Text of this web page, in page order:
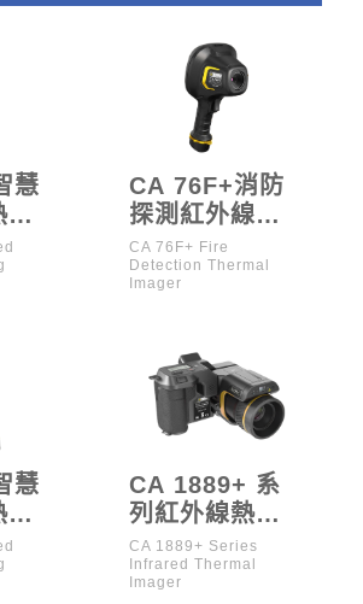
慧
像
CA 76F+消防
探測紅外線熱
像儀
CA 76F+ Fire
Detection Thermal
Imager
慧
像
100℃~650℃）
CA 1889+ 系
列紅外線熱像
儀
CA 1889+ Series
Infrared Thermal
Imager